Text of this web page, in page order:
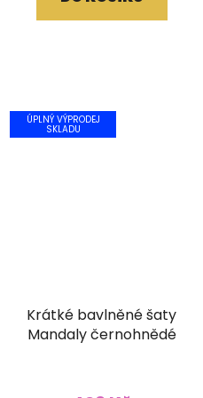
ÚPLNÝ VÝPRODEJ
SKLADU
Krátké bavlněné šaty
Mandaly černohnědé